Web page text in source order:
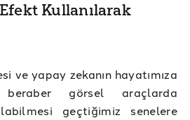
Kullanılarak
ve yapay zekanın hayatımıza
görsel araçlarda
geçtiğimiz senelere